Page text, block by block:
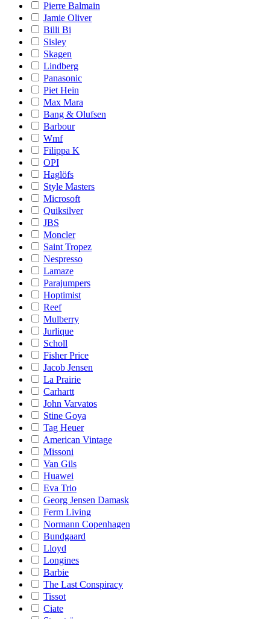
Pierre Balmain
Jamie Oliver
Billi Bi
Sisley
Skagen
Lindberg
Panasonic
Piet Hein
Max Mara
Bang & Olufsen
Barbour
Wmf
Filippa K
OPI
Haglöfs
Style Masters
Microsoft
Quiksilver
JBS
Moncler
Saint Tropez
Nespresso
Lamaze
Parajumpers
Hoptimist
Reef
Mulberry
Jurlique
Scholl
Fisher Price
Jacob Jensen
La Prairie
Carhartt
John Varvatos
Stine Goya
Tag Heuer
American Vintage
Missoni
Van Gils
Huawei
Eva Trio
Georg Jensen Damask
Ferm Living
Normann Copenhagen
Bundgaard
Lloyd
Longines
Barbie
The Last Conspiracy
Tissot
Ciate